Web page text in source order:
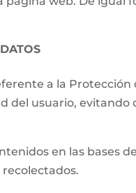
a la
del usuario,
en las bases